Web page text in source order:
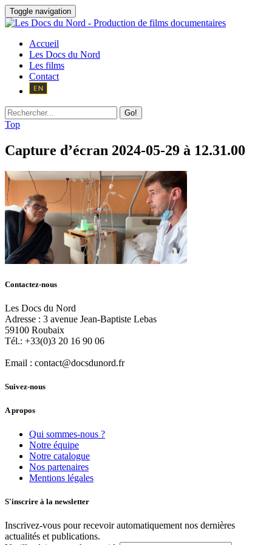
Toggle navigation
Accueil
Les Docs du Nord
Les films
Contact
Go!
Top
Capture d’écran 2024-05-29 à 12.31.00
Contactez-nous
Les Docs du Nord
Adresse : 3 avenue Jean-Baptiste Lebas
59100 Roubaix
Tél.: +33(0)3 20 16 90 06
Email : contact@docsdunord.fr
Suivez-nous
A propos
Qui sommes-nous ?
Notre équipe
Notre catalogue
Nos partenaires
Mentions légales
S'inscrire à la newsletter
Inscrivez-vous pour recevoir automatiquement nos dernières
actualités et publications.